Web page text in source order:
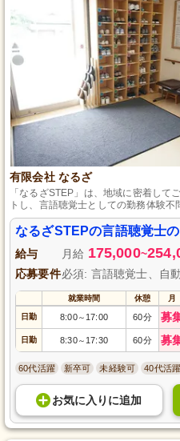
有限会社 なるざ
「なるざSTEP」は、地域に密着して
トし、言語聴覚士としての勤務体験
を整えています。
なるざSTEPの言語聴覚士
給与 月給 175,000~
応募要件必須: 言語聴覚士、自
就業時間 休憩 月
日勤 8:00～ 17:00 60分 募
日勤 8:30～ 17:30 60分 募
60代活躍 新卒可 未経験可 40代活躍
お気に入り に追加